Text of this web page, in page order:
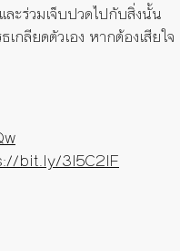
ละร่วมเจ็บปวดไปกับสิ่งนั้น
เกลียดตัวเอง หากต้องเสียใจ
bit.ly/3l5C2lF